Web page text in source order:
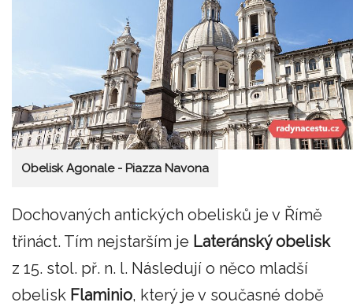
Obelisk Agonale - Piazza Navona
Dochovaných antických obelisků je v Římě
třináct. Tím nejstarším je Lateránský obelisk
z 15. stol. př. n. l. Následují o něco mladší
obelisk Flaminio, který je v současné době